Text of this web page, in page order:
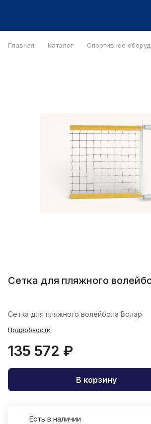
Главная Каталог Спортивное
Сетка для пляжного
Сетка для пляжного волейбола Волар
Подробности
135 572 ₽
В корзину
Есть в наличии